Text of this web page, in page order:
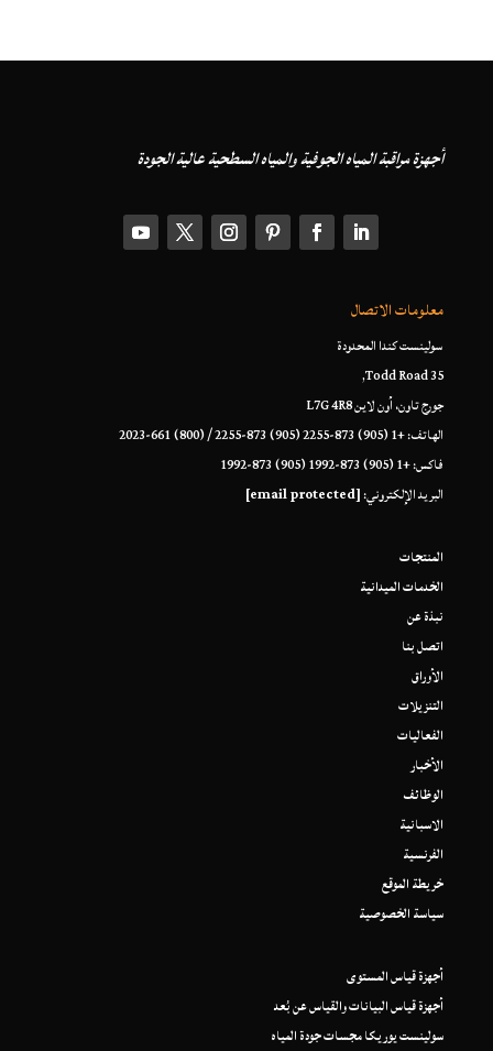
أجهزة مراقبة المياه الجوفية والمياه السطحية عالية الجودة
معلومات الاتصال
سولينست كندا المحدودة
35 Todd Road,
جورج تاون، أون لاين L7G 4R8
الهاتف: +1 (905) 873-2255 (905) 873-2255 / (800) 661-2023
فاكس: +1 (905) 873-1992 (905) 873-1992
البريد الإلكتروني:[email protected]
المنتجات
الخدمات الميدانية
نبذة عن
اتصل بنا
الأوراق
التنزيلات
الفعاليات
الأخبار
الوظائف
الاسبانية
الفرنسية
خريطة الموقع
سياسة الخصوصية
أجهزة قياس المستوى
أجهزة قياس البيانات والقياس عن بُعد
سولينست يوريكا مجسات جودة المياه